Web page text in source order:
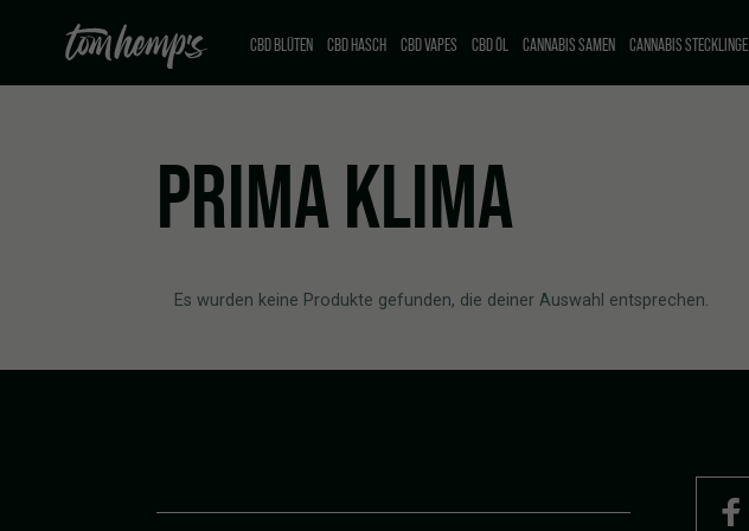
CBD BLÜTEN
CBD HASCH CBD VAPES CBD ÖL CANNABIS SAMEN CANNABIS STECKLINGE
PRIMA KLIMA
Es wurden keine Produkte gefunden, die deiner Auswahl entsprechen.